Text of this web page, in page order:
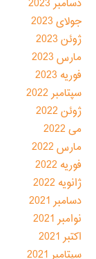
دسامبر 2023
جولای 2023
ژوئن 2023
مارس 2023
فوریه 2023
سپتامبر 2022
ژوئن 2022
می 2022
مارس 2022
فوریه 2022
ژانویه 2022
دسامبر 2021
نوامبر 2021
اکتبر 2021
سپتامبر 2021